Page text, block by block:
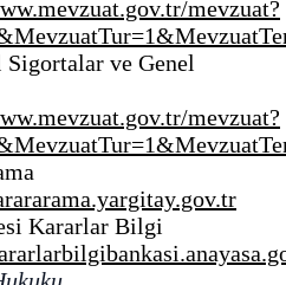
mevzuat?
Sigortalar ve Genel
mevzuat?
Kararlar Bilgi